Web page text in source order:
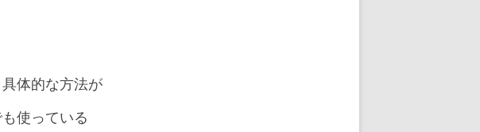
体的な方法が
使っている